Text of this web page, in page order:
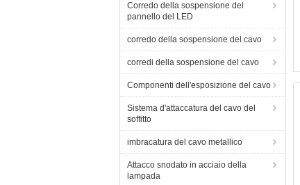
Corredo della sospensione del
pannello del LED
corredo della sospensione del cavo
corredi della sospensione del cavo
Componenti dell'esposizione del cavo
Sistema d'attaccatura del cavo del
soffitto
imbracatura del cavo metallico
Attacco snodato in acciaio della
lampada